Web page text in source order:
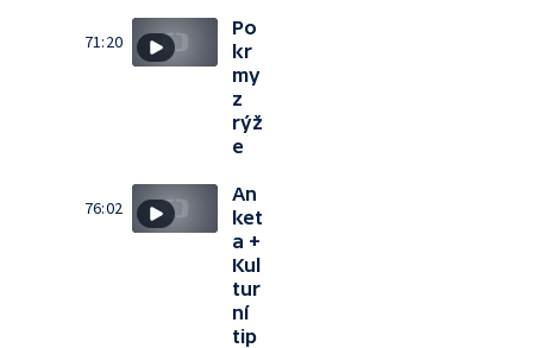
71:20
Po
kr
my
z
rýž
e
76:02
An
ket
a +
Kul
tur
ní
tip